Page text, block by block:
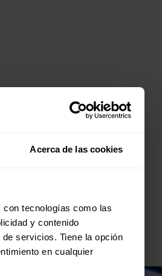
Acerca de las cookies
tecnologías como las
y contenido
servicios. Tiene la opción
en cualquier